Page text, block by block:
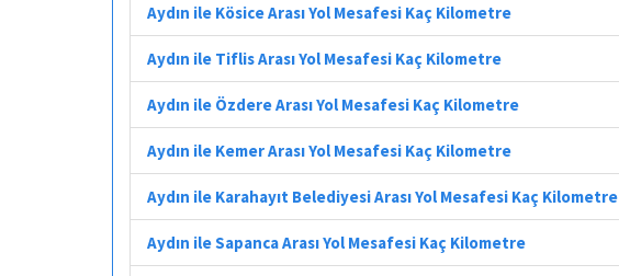
Aydın ile Kösice Arası Yol Mesafesi Kaç Kilometre
Aydın ile Tiflis Arası Yol Mesafesi Kaç Kilometre
Aydın ile Özdere Arası Yol Mesafesi Kaç Kilometre
Aydın ile Kemer Arası Yol Mesafesi Kaç Kilometre
Aydın ile Karahayıt Belediyesi Arası Yol Mesafesi Kaç Kilometre
Aydın ile Sapanca Arası Yol Mesafesi Kaç Kilometre